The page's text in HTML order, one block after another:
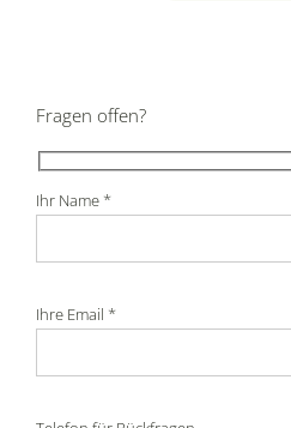
Fragen offen?
Ihr Name *
Ihre Email *